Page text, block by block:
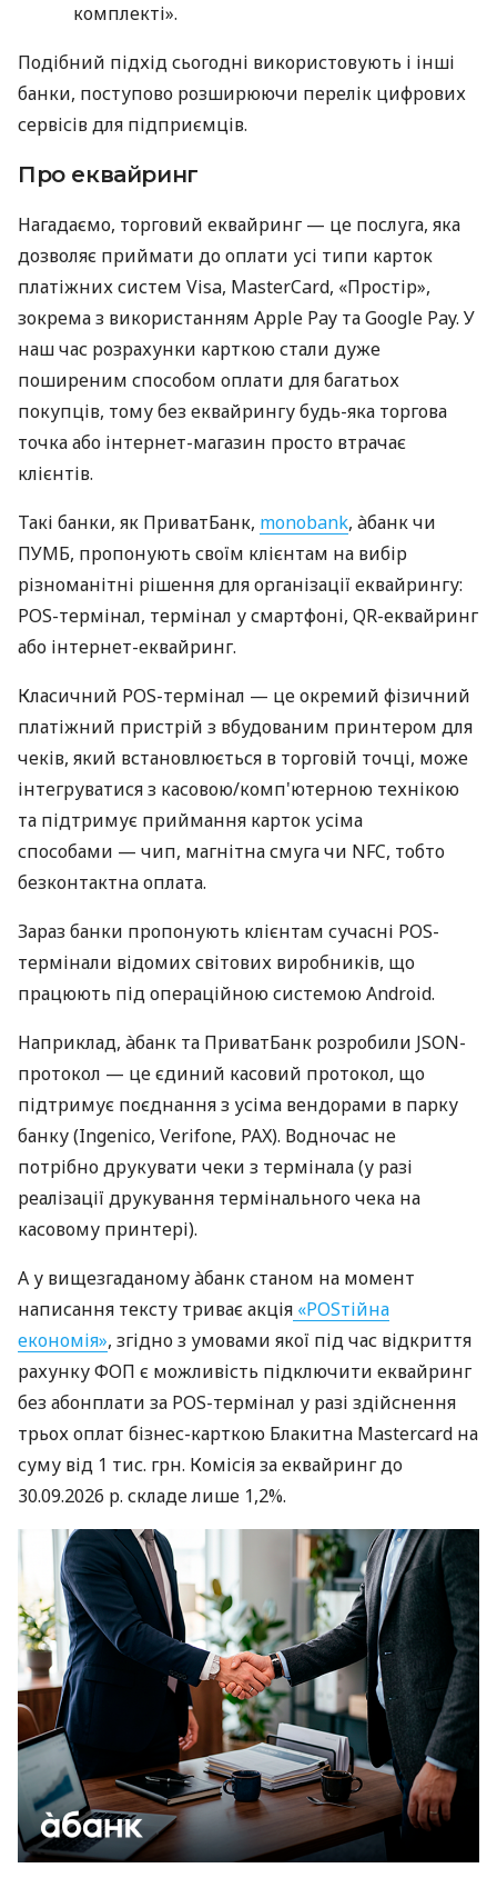
комплекті».
Подібний підхід сьогодні використовують і інші
банки, поступово розширюючи перелік цифрових
сервісів для підприємців.
Про еквайринг
Нагадаємо, торговий еквайринг — це послуга, яка
дозволяє приймати до оплати усі типи карток
платіжних систем Visa, MasterCard, «Простір»,
зокрема з використанням Apple Pay та Google Pay. У
наш час розрахунки карткою стали дуже
поширеним способом оплати для багатьох
покупців, тому без еквайрингу будь-яка торгова
точка або інтернет-магазин просто втрачає
клієнтів.
Такі банки, як ПриватБанк, monobank, àбанк чи
ПУМБ, пропонують своїм клієнтам на вибір
різноманітні рішення для організації еквайрингу:
POS-термінал, термінал у смартфоні, QR-еквайринг
або інтернет-еквайринг.
Класичний POS-термінал — це окремий фізичний
платіжний пристрій з вбудованим принтером для
чеків, який встановлюється в торговій точці, може
інтегруватися з касовою/комп'ютерною технікою
та підтримує приймання карток усіма
способами — чип, магнітна смуга чи NFC, тобто
безконтактна оплата.
Зараз банки пропонують клієнтам сучасні POS-
термінали відомих світових виробників, що
працюють під операційною системою Android.
Наприклад, àбанк та ПриватБанк розробили JSON-
протокол — це єдиний касовий протокол, що
підтримує поєднання з усіма вендорами в парку
банку (Ingenico, Verifone, PAX). Водночас не
потрібно друкувати чеки з термінала (у разі
реалізації друкування термінального чека на
касовому принтері).
А у вищезгаданому àбанк станом на момент
написання тексту триває акція «POSтійна
економія», згідно з умовами якої під час відкриття
рахунку ФОП є можливість підключити еквайринг
без абонплати за POS-термінал у разі здійснення
трьох оплат бізнес-карткою Блакитна Mastercard на
суму від 1 тис. грн. Комісія за еквайринг до
30.09.2026 р. складе лише 1,2%.